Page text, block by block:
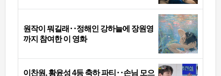
원작이 뭐길래‥정해인 강하늘에 장원영
까지 참여한 이 영화
이찬원, 황윤성 4등 축하 파티‥손님 모으